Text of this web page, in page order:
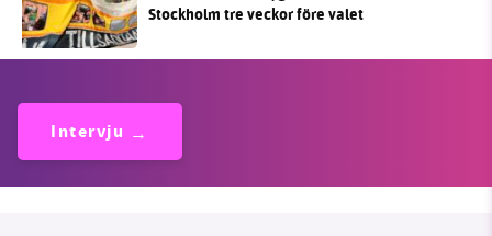
Stockholm tre veckor före valet
Intervju